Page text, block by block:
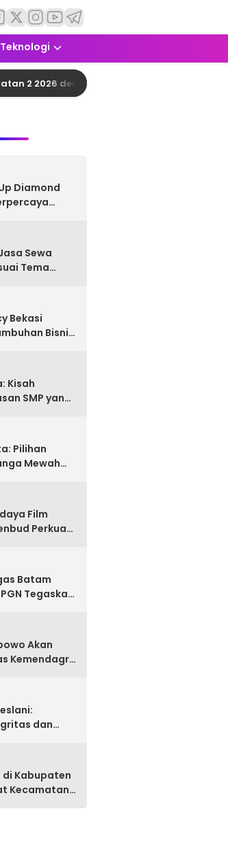
Teknologi
dengan Kuota 150.000 Peserta dan Gaji
Diamond
Sewa
Tema
Bekasi
Bisnis
Kisah
SMP yang
AI
Dunia
Pilihan
Mewah
Film
Perkuat
Global
Batam
Tegaskan
Akan
Kemendagri
dan
di Kabupaten
Kecamatan